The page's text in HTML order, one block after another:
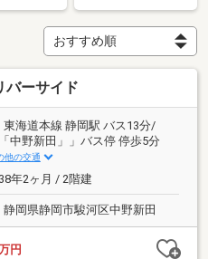
バーサイド
東海道本線 静岡駅 バス13分/
「中野新田」」バス停 停歩5分
他の交通
年2ヶ月 / 2階建
静岡県静岡市駿河区中野新田
円